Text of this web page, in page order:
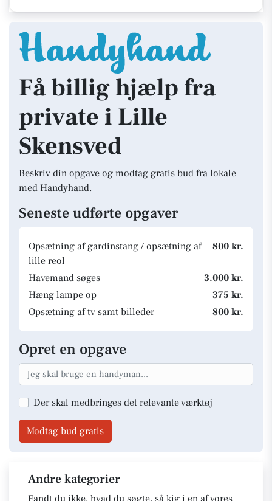
Få billig hjælp fra
private i Lille
Skensved
Beskriv din opgave og modtag gratis bud fra lokale
med Handyhand.
Seneste udførte opgaver
Opsætning af gardinstang / opsætning af
lille reol
800 kr.
Havemand søges
3.000 kr.
Hæng lampe op
375 kr.
Opsætning af tv samt billeder
800 kr.
Opret en opgave
Der skal medbringes det relevante værktøj
Modtag bud gratis
Andre kategorier
Fandt du ikke, hvad du søgte, så kig i en af vores